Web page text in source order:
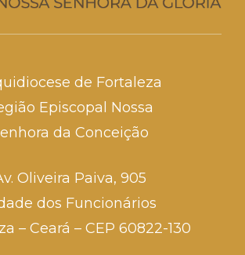
de Fortaleza
Episcopal Nossa
da Conceição
Oliveira Paiva, 905
dos Funcionários
– Ceará – CEP 60822-130